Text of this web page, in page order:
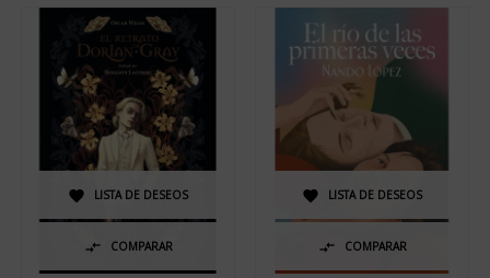
 LISTA DE DESEOS
 COMPARAR
 LISTA DE DESEOS
 COMPARAR